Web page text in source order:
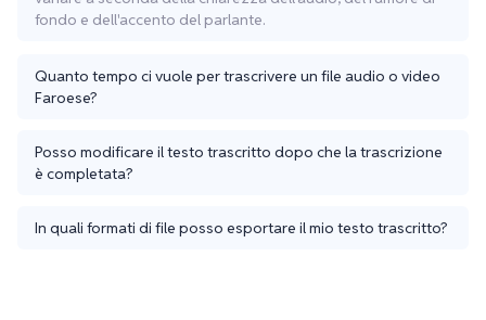
fondo e dell'accento del parlante.
Quanto tempo ci vuole per trascrivere un file audio o video
Faroese?
Posso modificare il testo trascritto dopo che la trascrizione
è completata?
In quali formati di file posso esportare il mio testo trascritto?